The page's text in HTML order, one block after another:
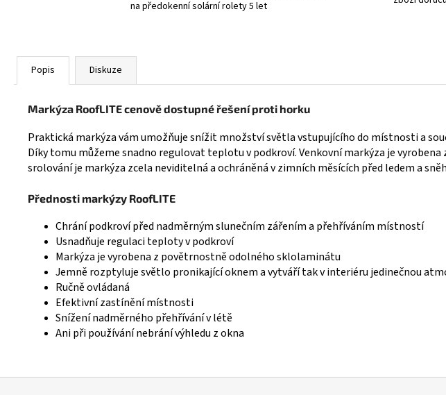
na předokenní solární rolety 5 let
Popis Diskuze
Markýza RoofLITE cenově dostupné řešení proti horku
Praktická markýza vám umožňuje snížit množství světla vstupujícího do místnosti a
Díky tomu můžeme snadno regulovat teplotu v podkroví. Venkovní markýza je
srolování je markýza zcela neviditelná a ochráněná v zimních měsících před ledem a
Přednosti markýzy RoofLITE
Chrání podkroví před nadměrným slunečním zářením a přehříváním místností
Usnadňuje regulaci teploty v podkroví
Markýza je vyrobena z povětrnostně odolného sklolaminátu
Jemně rozptyluje světlo pronikající oknem a vytváří tak v interiéru jedinečnou
Ručně ovládaná
Efektivní zastínění místnosti
Snížení nadměrného přehřívání v létě
Ani při používání nebrání výhledu z okna